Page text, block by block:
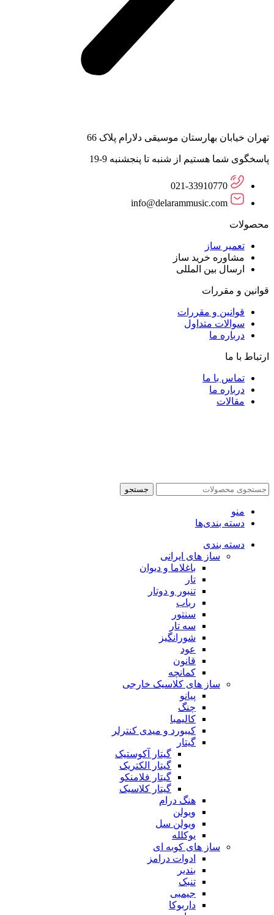
تهران خیابان بهارستان موسیقی دلارام پلاک 66
پاسخگوی شما هستیم از شنبه تا پنجشنبه 9-19
021-33910770
info@delarammusic.com
محصولات
تعمیر ساز
مشاوره خرید ساز
ارسال بین المللی
قوانین و مقررات
قوانین و مقررات
سوالات متداول
درباره ما
ارتباط با ما
تماس با ما
درباره ما
مقالات
جستجو
منو
دسته بندی‌ها
دسته بندی
ساز های ایرانی
باغلاما و دیوان
تار
تنبور و دوتار
رباب
سنتور
سه تار
شورانگیز
عود
قانون
کمانچه
ساز های کلاسیک خارجی
پیانو
چنگ
کالیمبا
کیبورد و میدی کنترلر
گیتار
گیتار آکوستیک
گیتار الکتریک
گیتار فلامنکو
گیتار کلاسیک
هنگ درام
ویولن
ویولن سل
یوکلله
ساز های کوبه ای
ادوات درامز
بندیر
تنبک
جیمبی
داربوکا